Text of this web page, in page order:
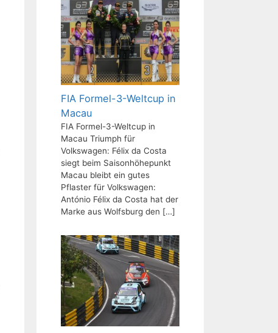
FIA Formel-3-Weltcup in
Macau
FIA Formel-3-Weltcup in
Macau Triumph für
Volkswagen: Félix da Costa
siegt beim Saisonhöhepunkt
Macau bleibt ein gutes
Pflaster für Volkswagen:
António Félix da Costa hat der
Marke aus Wolfsburg den […]